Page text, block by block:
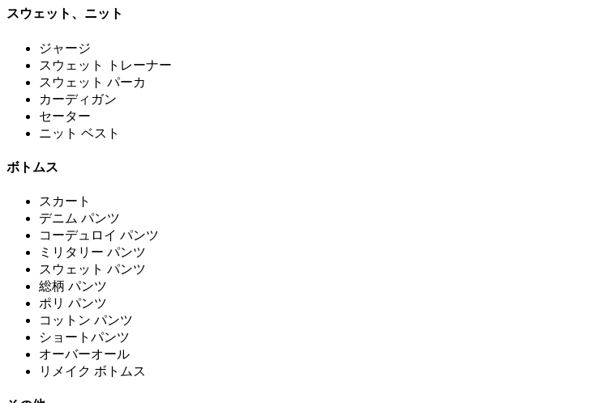
スウェット、ニット
ジャージ
スウェット トレーナー
スウェット パーカ
カーディガン
セーター
ニット ベスト
ボトムス
スカート
デニム パンツ
コーデュロイ パンツ
ミリタリー パンツ
スウェット パンツ
総柄 パンツ
ポリ パンツ
コットン パンツ
ショートパンツ
オーバーオール
リメイク ボトムス